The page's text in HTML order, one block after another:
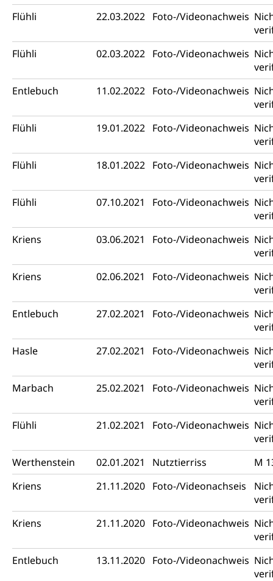
Flühli
22.03.2022 Foto-/Videonachweis
Flühli
02.03.2022 Foto-/Videonachweis
Entlebuch
11.02.2022 Foto-/Videonachweis
Flühli
19.01.2022 Foto-/Videonachweis
Flühli
18.01.2022 Foto-/Videonachweis
Flühli
07.10.2021 Foto-/Videonachweis
Kriens
03.06.2021 Foto-/Videonachweis
Kriens
02.06.2021 Foto-/Videonachweis
Entlebuch
27.02.2021 Foto-/Videonachweis
Hasle
27.02.2021 Foto-/Videonachweis
Marbach
25.02.2021 Foto-/Videonachweis
Flühli
21.02.2021 Foto-/Videonachweis
Werthenstein
02.01.2021 Nutztierriss
M
Kriens
21.11.2020 Foto-/Videonachseis
Kriens
21.11.2020 Foto-/Videonachweis
Entlebuch
13.11.2020 Foto-/Videonachweis